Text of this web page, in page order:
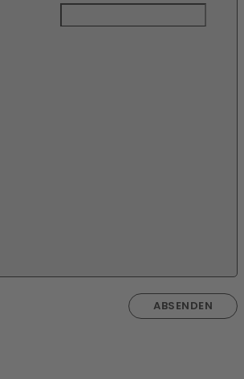
ABSENDEN